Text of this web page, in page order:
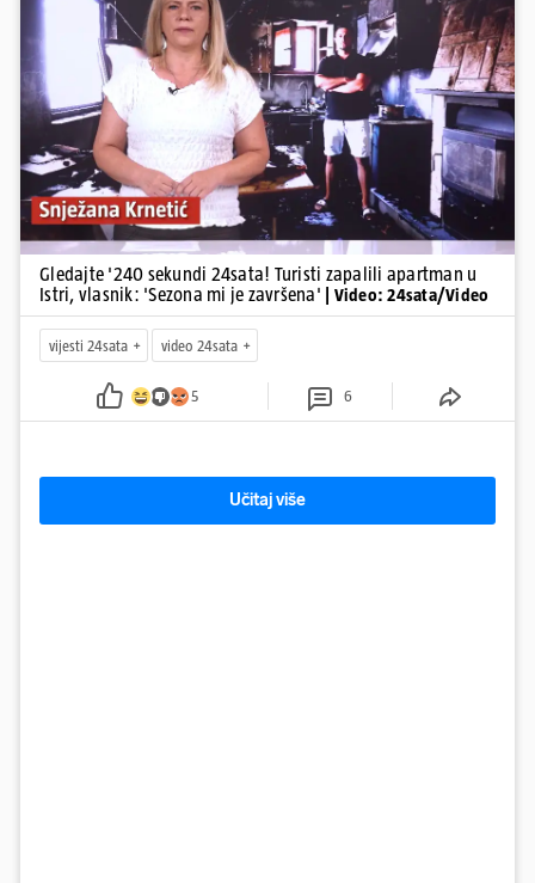
Pokretanje videa...
Gledajte '240 sekundi 24sata! Turisti zapalili apartman u
Istri, vlasnik: 'Sezona mi je završena'
| Video: 24sata/Video
vijesti 24sata video 24sata
5 6
Učitaj više